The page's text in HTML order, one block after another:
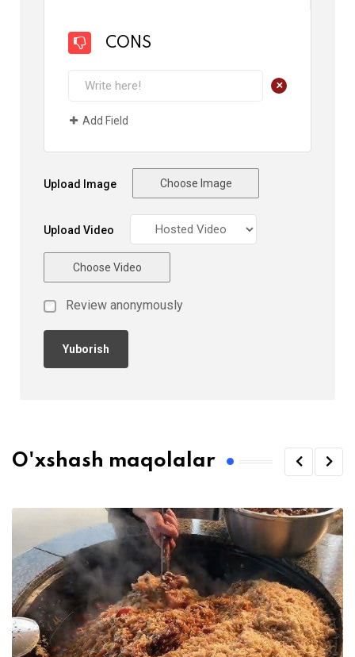
CONS
+
Add Field
Upload Image Choose Image
Upload Video
Choose Video
Review anonymously
O'xshash maqolalar